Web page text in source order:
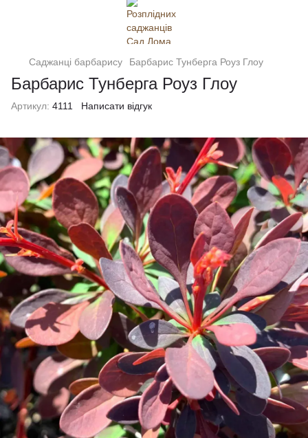
Саджанці барбарису Барбарис Тунберга Роуз Глоу
Барбарис Тунберга Роуз Глоу
Артикул: 4111 Написати відгук